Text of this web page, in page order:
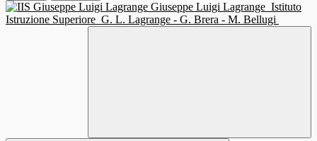
Giuseppe Luigi Lagrange Istituto
Istruzione Superiore G. L. Lagrange - G. Brera - M. Bellugi